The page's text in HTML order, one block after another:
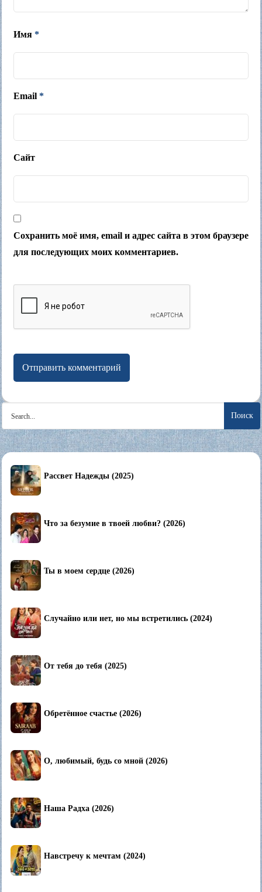
Имя *
Email *
Сайт
Сохранить моё имя, email и адрес сайта в этом браузере
для последующих моих комментариев.
for:
Рассвет Надежды (2025)
Что за безумие в твоей любви? (2026)
Ты в моем сердце (2026)
Случайно или нет, но мы встретились (2024)
От тебя до тебя (2025)
Обретённое счастье (2026)
О, любимый, будь со мной (2026)
Наша Радха (2026)
Навстречу к мечтам (2024)